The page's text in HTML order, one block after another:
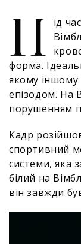
П
ід
форма.
якому іншому
епізодом. На
порушенням
Кадр
спортивний
системи, яка
білий на
він завжди